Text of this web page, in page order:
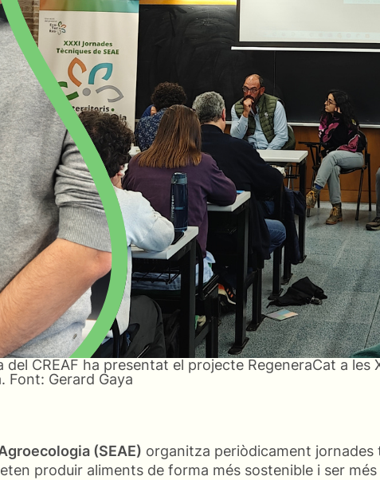
CREAF ha presentat el projecte RegeneraCat a les
Font: Gerard Gaya
(SEAE) organitza periòdicament jornades
produir aliments de forma més sostenible i ser